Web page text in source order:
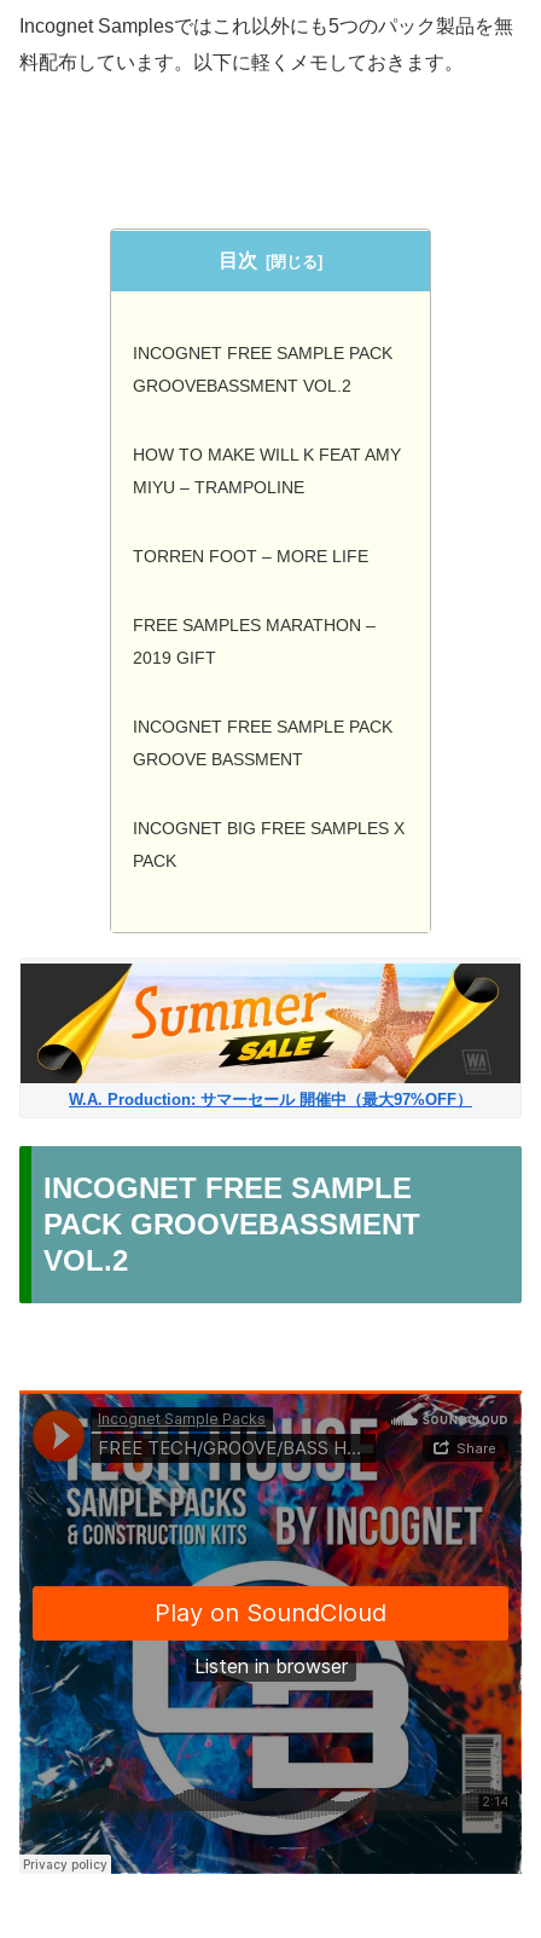
Incognet Samplesではこれ以外にも5つのパック製品を無
料配布しています。以下に軽くメモしておきます。
目次
INCOGNET FREE SAMPLE PACK
GROOVEBASSMENT VOL.2
HOW TO MAKE WILL K FEAT AMY
MIYU – TRAMPOLINE
TORREN FOOT – MORE LIFE
FREE SAMPLES MARATHON –
2019 GIFT
INCOGNET FREE SAMPLE PACK
GROOVE BASSMENT
INCOGNET BIG FREE SAMPLES X
PACK
W.A. Production: サマーセール 開催中（最大97%OFF）
INCOGNET FREE SAMPLE
PACK GROOVEBASSMENT
VOL.2